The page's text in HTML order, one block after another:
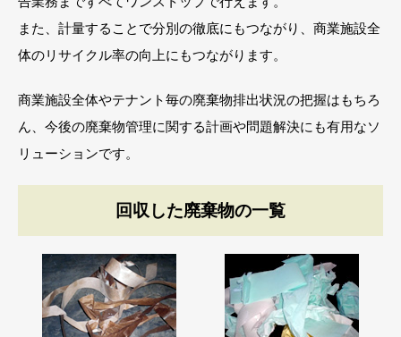
また、計量することで分別の徹底にもつながり、商業施設全
体のリサイクル率の向上にもつながります。
商業施設全体やテナント毎の廃棄物排出状況の把握はもちろ
ん、今後の廃棄物管理に関する計画や問題解決にも有用なソ
リューションです。
回収した廃棄物の一覧